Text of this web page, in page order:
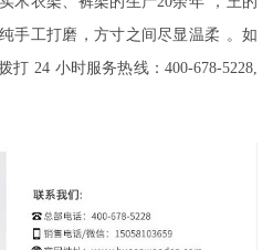
纯手工打磨，方寸之间尽显温柔 。如
打 24 小时服务热线：400-678-5228,